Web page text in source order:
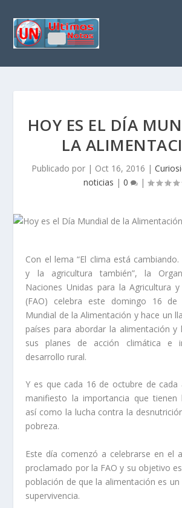
HOY ES EL DÍA
LA
Publicado por | Oct 16, 2016 |
noticias | 0 |
Con el lema “El clima está
y la agricultura también”, la
Naciones Unidas para la Agricultura
(FAO) celebra este domingo 16
Mundial de la Alimentación y hace un
países para abordar la alimentación y
sus planes de acción climática e
desarrollo rural.
Y es que cada 16 de octubre de
manifiesto la importancia que tienen
así como la lucha contra la
pobreza.
Este día comenzó a celebrarse en el
proclamado por la FAO y su objetivo
población de que la alimentación es
supervivencia.